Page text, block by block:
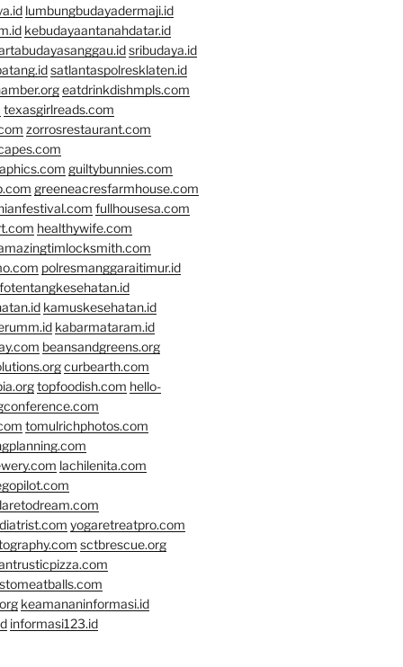
lumbungbudayadermaji.id
kebudayaantanahdatar.id
sribudaya.id
satlantaspolresklaten.id
eatdrinkdishmpls.com
texasgirlreads.com
zorrosrestaurant.com
guiltybunnies.com
greeneacresfarmhouse.com
fullhousesa.com
healthywife.com
polresmanggaraitimur.id
kamuskesehatan.id
kabarmataram.id
beansandgreens.org
curbearth.com
topfoodish.com hello-
tomulrichphotos.com
lachilenita.com
yogaretreatpro.com
sctbrescue.org
keamananinformasi.id
informasi123.id